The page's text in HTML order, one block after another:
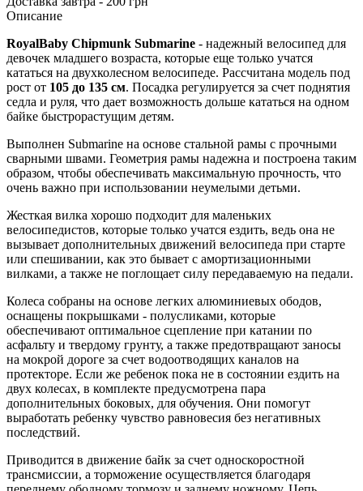
Описание
RoyalBaby Chipmunk Submarine - надежный велосипед для
девочек младшего возраста, которые еще только учатся
кататься на двухколесном велосипеде. Рассчитана модель под
рост от 105 до 135 см. Посадка регулируется за счет поднятия
седла и руля, что дает возможность дольше кататься на одном
байке быстрорастущим детям.
Выполнен Submarine на основе стальной рамы с прочными
сварными швами. Геометрия рамы надежна и построена таким
образом, чтобы обеспечивать максимальную прочность, что
очень важно при использовании неумелыми детьми.
Жесткая вилка хорошо подходит для маленьких
велосипедистов, которые только учатся ездить, ведь она не
вызывает дополнительных движений велосипеда при старте
или спешивании, как это бывает с амортизационными
вилками, а также не поглощает силу передаваемую на педали.
Колеса собраны на основе легких алюминиевых ободов,
оснащены покрышками - полусликами, которые
обеспечивают оптимальное сцепление при катании по
асфальту и твердому грунту, а также предотвращают заносы
на мокрой дороге за счет водоотводящих каналов на
протекторе. Если же ребенок пока не в состоянии ездить на
двух колесах, в комплекте предусмотрена пара
дополнительных боковых, для обучения. Они помогут
выработать ребенку чувство равновесия без негативных
последствий.
Приводится в движение байк за счет односкоростной
трансмиссии, а торможение осуществляется благодаря